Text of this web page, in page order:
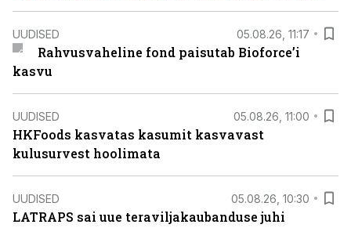
UUDISED 05.08.26, 11:17
Rahvusvaheline fond paisutab Bioforce’i
kasvu
UUDISED 05.08.26, 11:00
HKFoods kasvatas kasumit kasvavast
kulusurvest hoolimata
UUDISED 05.08.26, 10:30
LATRAPS sai uue teraviljakaubanduse juhi